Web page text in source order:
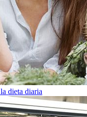
dieta diaria